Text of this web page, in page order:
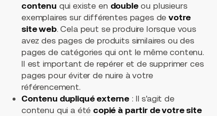
contenu qui existe en doubleou plusieurs
exemplaires sur différentes pages devotre
site web. Cela peut se produire lorsque vous
avez des pages de produits similaires ou des
pages de catégories qui ont le même contenu.
Il est important de repérer et de supprimer ces
pages pour éviter de nuire à votre
référencement.
Contenu dupliqué externe : Il s'agit de
contenu qui a été copié à partir de votre site